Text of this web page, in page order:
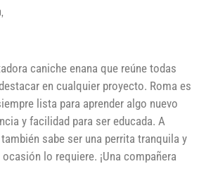
caniche enana que reúne todas
en cualquier proyecto. Roma es
lista para aprender algo nuevo
y facilidad para ser educada. A
sabe ser una perrita tranquila y
lo requiere. ¡Una compañera